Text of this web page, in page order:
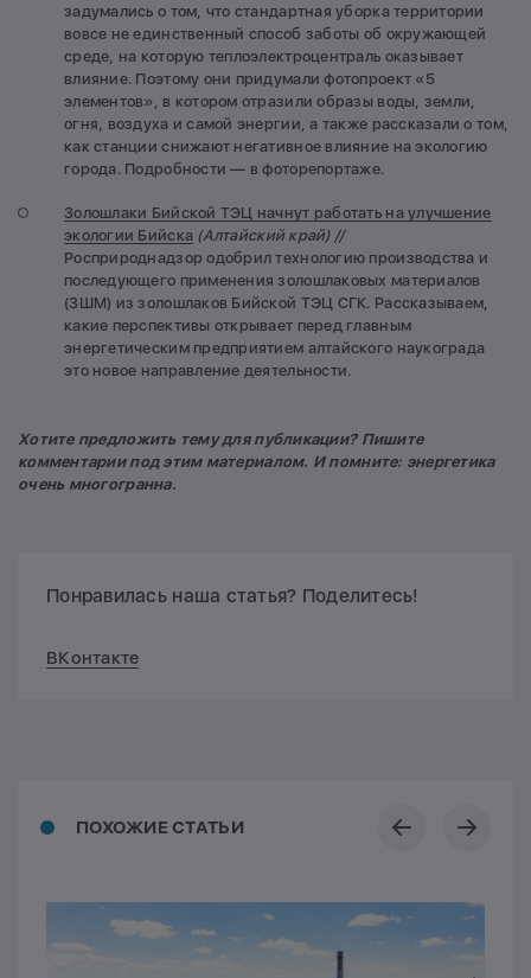
задумались о том, что стандартная уборка территории
вовсе не единственный способ заботы об окружающей
среде, на которую теплоэлектроцентраль оказывает
влияние. Поэтому они придумали фотопроект «5
элементов», в котором отразили образы воды, земли,
огня, воздуха и самой энергии, а также рассказали о том,
как станции снижают негативное влияние на экологию
города. Подробности — в фоторепортаже.
Золошлаки Бийской ТЭЦ начнут работать на улучшение
экологии Бийска (Алтайский край) //
Росприроднадзор одобрил технологию производства и
последующего применения золошлаковых материалов
(ЗШМ) из золошлаков Бийской ТЭЦ СГК. Рассказываем,
какие перспективы открывает перед главным
энергетическим предприятием алтайского наукограда
это новое направление деятельности.
Хотите предложить тему для публикации? Пишите
комментарии под этим материалом. И помните: энергетика
очень многогранна.
Понравилась наша статья? Поделитесь!
ВКонтакте
ПОХОЖИЕ СТАТЬИ